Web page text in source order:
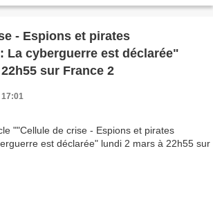
- Espions et pirates
La cyberguerre est déclarée"
sur France 2
17:01